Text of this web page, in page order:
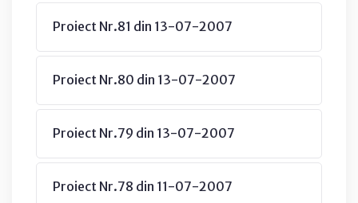
Proiect Nr.81 din 13-07-2007
Proiect Nr.80 din 13-07-2007
Proiect Nr.79 din 13-07-2007
Proiect Nr.78 din 11-07-2007